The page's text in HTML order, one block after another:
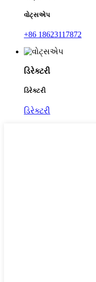
વોટ્સએપ
+86 18623117872
ડિરેક્ટરી
ડિરેક્ટરી
ડિરેક્ટરી